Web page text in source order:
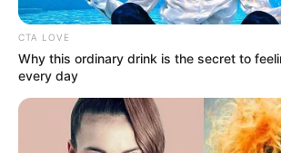
This New Will Give You An Erection
CTA LOVE
Why this ordinary drink is the secret to
every day